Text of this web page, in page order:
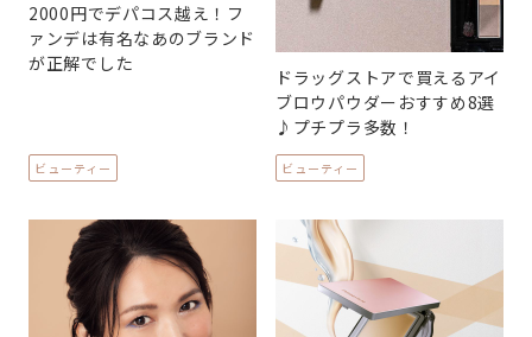
2000円でデパコス越え！フ
ァンデは有名なあのブランド
が正解でした
ビューティー
ドラッグストアで買えるアイ
ブロウパウダーおすすめ8選
♪プチプラ多数！
ビューティー